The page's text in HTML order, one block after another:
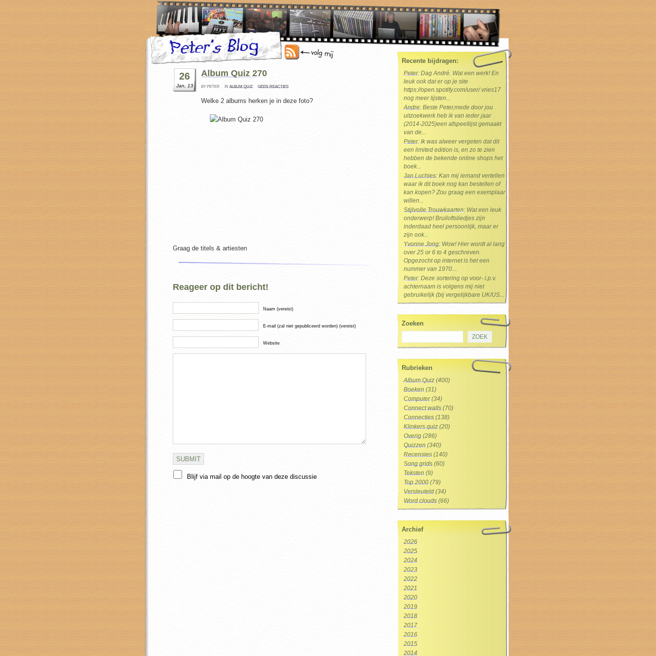
26
Jan, 13
Album Quiz 270
BY PETER IN ALBUM QUIZ GEEN REACTIES
Welke 2 albums herken je in deze foto?
Graag de titels & artiesten
Reageer op dit bericht!
Naam (vereist)
E-mail (zal niet gepubliceerd worden) (vereist)
Website
Blijf via mail op de hoogte van deze discussie
Recente bijdragen:
Peter: Dag André. Wat een werk! En
leuk ook dat er op je site
https://open.spotify.com/user/ vries17
nog meer lijsten...
Andre: Beste Peter,mede door jou
uitzoekwerk heb ik van ieder jaar
(2014-2025)een afspeellijst gemaakt
van de...
Peter: Ik was alweer vergeten dat dit
een limited edition is, en zo te zien
hebben de bekende online shops het
boek...
Jan Luchies: Kan mij iemand vertellen
waar ik dit boek nog kan bestellen of
kan kopen? Zou graag een exemplaar
willen...
Stijlvolle Trouwkaarten: Wat een leuk
onderwerp! Bruiloftsliedjes zijn
inderdaad heel persoonlijk, maar er
zijn ook...
Yvonne Jong: Wow! Hier wordt al lang
over 25 or 6 to 4 geschreven.
Opgezocht op internet is het een
nummer van 1970....
Peter: Deze sortering op voor- i.p.v.
achternaam is volgens mij niet
gebruikelijk (bij vergelijkbare UK/US...
Zoeken
Rubrieken
Album Quiz (400)
Boeken (31)
Computer(34)
Connect walls (70)
Connecties (138)
Klinkers quiz (20)
Overig (286)
Quizzen (340)
Recensies (140)
Song grids (60)
Teksten (9)
Top 2000 (79)
Versleuteld (34)
Word clouds (66)
Archief
2026
2025
2024
2023
2022
2021
2020
2019
2018
2017
2016
2015
2014